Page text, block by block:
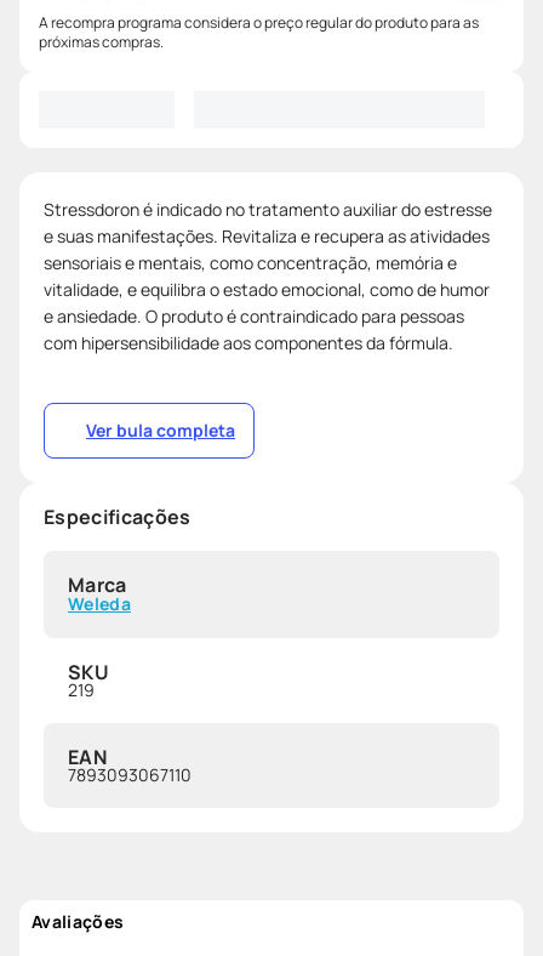
A recompra programa considera o preço regular do produto para as
próximas compras.
Stressdoron é indicado no tratamento auxiliar do estresse
e suas manifestações. Revitaliza e recupera as atividades
sensoriais e mentais, como concentração, memória e
vitalidade, e equilibra o estado emocional, como de humor
e ansiedade. O produto é contraindicado para pessoas
com hipersensibilidade aos componentes da fórmula.
Ver bula completa
Especificações
Marca
Weleda
SKU
219
EAN
7893093067110
Avaliações